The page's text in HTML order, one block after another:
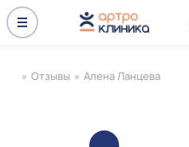
» Отзывы » Алена Ланцева